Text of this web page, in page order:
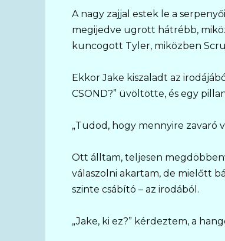
A nagy zajjal estek le a
megijedve ugrott hátrébb,
kuncogott Tyler, miközben
Ekkor Jake kiszaladt az
CSOND?” üvöltötte, és egy
„Tudod, hogy mennyire zavaró
Ott álltam, teljesen
válaszolni akartam, de mielőtt
szinte csábító – az irodából.
„Jake, ki ez?” kérdeztem, a